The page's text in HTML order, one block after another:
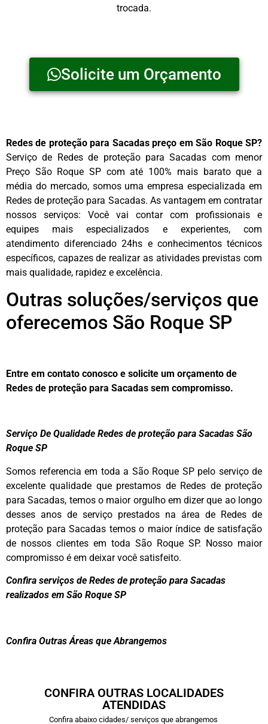
trocada.
Solicite um Orçamento
Redes de proteção para Sacadas preço em São Roque SP?
Serviço de Redes de proteção para Sacadas com menor
Preço São Roque SP com até 100% mais barato que a
média do mercado, somos uma empresa especializada em
Redes de proteção para Sacadas. As vantagem em contratar
nossos serviços: Você vai contar com profissionais e
equipes mais especializados e experientes, com
atendimento diferenciado 24hs e conhecimentos técnicos
específicos, capazes de realizar as atividades previstas com
mais qualidade, rapidez e excelência.
Outras soluções/serviços que
oferecemos São Roque SP
Entre em contato conosco e solicite um orçamento de
Redes de proteção para Sacadas sem compromisso.
Serviço De Qualidade Redes de proteção para Sacadas São
Roque SP
Somos referencia em toda a São Roque SP pelo serviço de
excelente qualidade que prestamos de Redes de proteção
para Sacadas, temos o maior orgulho em dizer que ao longo
desses anos de serviço prestados na área de Redes de
proteção para Sacadas temos o maior índice de satisfação
de nossos clientes em toda São Roque SP. Nosso maior
compromisso é em deixar você satisfeito.
Confira serviços de Redes de proteção para Sacadas
realizados em São Roque SP
Confira Outras Áreas que Abrangemos
CONFIRA OUTRAS LOCALIDADES
ATENDIDAS
Confira abaixo cidades/ serviços que abrangemos